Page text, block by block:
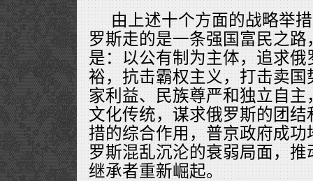
由上述十个方面的战略举
罗斯走的是一条强国富民之
是：以公有制为主体，追求
裕，抗击霸权主义，打击卖
家利益、民族尊严和独立自
文化传统，谋求俄罗斯的团
措的综合作用，普京政府成
罗斯混乱沉沦的衰弱局面，
继承者重新崛起。